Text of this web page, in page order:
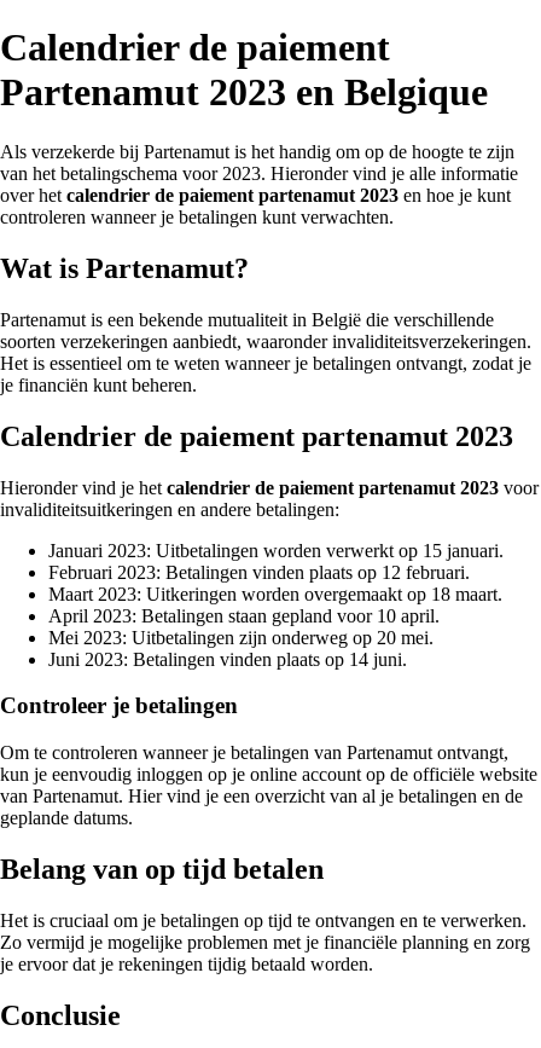
Calendrier de paiement
Partenamut 2023 en Belgique
Als verzekerde bij Partenamut is het handig om op de hoogte te zijn
van het betalingschema voor 2023. Hieronder vind je alle informatie
over het calendrier de paiement partenamut 2023 en hoe je kunt
controleren wanneer je betalingen kunt verwachten.
Wat is Partenamut?
Partenamut is een bekende mutualiteit in België die verschillende
soorten verzekeringen aanbiedt, waaronder invaliditeitsverzekeringen.
Het is essentieel om te weten wanneer je betalingen ontvangt, zodat je
je financiën kunt beheren.
Calendrier de paiement partenamut 2023
Hieronder vind je het calendrier de paiement partenamut 2023 voor
invaliditeitsuitkeringen en andere betalingen:
Januari 2023: Uitbetalingen worden verwerkt op 15 januari.
Februari 2023: Betalingen vinden plaats op 12 februari.
Maart 2023: Uitkeringen worden overgemaakt op 18 maart.
April 2023: Betalingen staan gepland voor 10 april.
Mei 2023: Uitbetalingen zijn onderweg op 20 mei.
Juni 2023: Betalingen vinden plaats op 14 juni.
Controleer je betalingen
Om te controleren wanneer je betalingen van Partenamut ontvangt,
kun je eenvoudig inloggen op je online account op de officiële website
van Partenamut. Hier vind je een overzicht van al je betalingen en de
geplande datums.
Belang van op tijd betalen
Het is cruciaal om je betalingen op tijd te ontvangen en te verwerken.
Zo vermijd je mogelijke problemen met je financiële planning en zorg
je ervoor dat je rekeningen tijdig betaald worden.
Conclusie